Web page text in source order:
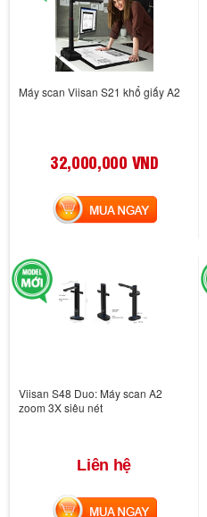
Máy scan Viisan S21 khổ giấy A2
32,000,000 VND
MUA NGAY
Viisan S48 Duo: Máy scan A2
zoom 3X siêu nét
Liên hệ
MUA NGAY